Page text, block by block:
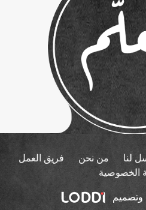
لنا من نحن
فريق العمل
الخصوصية
وتصميم